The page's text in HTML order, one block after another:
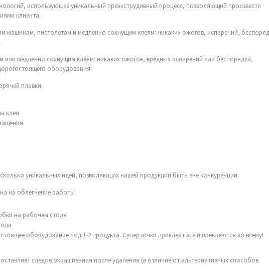
использующее уникальный преэкструдивный процесс, позволяющий произвести
клиента.
машинам, пистолетам и медленно сохнущим клеям: никаких ожогов, испарений,
или медленно сохнущим клеям: никаких ожогов, вредных испарений или беспорядка,
оборудования!
плавки.
клея
уникальных идей, позволяющих нашей продукции быть вне конкуренции.
на облегчение работы
на рабочем столе
оборудование под 1-2 продукта. Суперточки приклеят все и преклеются ко всему!
следов окрашивания после удаления (в отличие от альтернативных способов